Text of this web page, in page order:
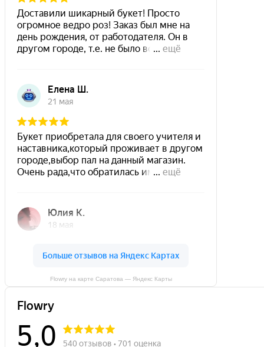
Flowry на карте Саратова — Яндекс Карты